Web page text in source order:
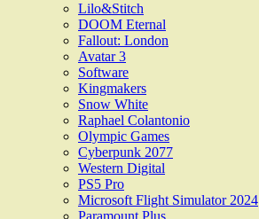
Lilo&Stitch
DOOM Eternal
Fallout: London
Avatar 3
Software
Kingmakers
Snow White
Raphael Colantonio
Olympic Games
Cyberpunk 2077
Western Digital
PS5 Pro
Microsoft Flight Simulator 2024
Paramount Plus